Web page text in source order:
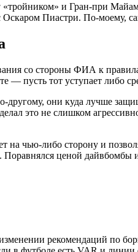
и Гран-при
Оскаром Пиастри. По-моему,
со стороны ФИА к
— пусть тот уступает либо
другому, они куда лучше
это не слишком
чью-либо сторону и
ценой дайвбомбы
рекомендаций по